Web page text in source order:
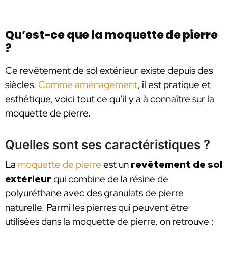
Qu’est-ce que la moquette de pierre
?
Ce revêtement de sol extérieur existe depuis des
siècles. Comme aménagement, il est pratique et
esthétique, voici tout ce qu’il y a à connaître sur la
moquette de pierre.
Quelles sont ses caractéristiques ?
La moquette de pierre est un revêtement de sol
extérieur qui combine de la résine de
polyuréthane avec des granulats de pierre
naturelle. Parmi les pierres qui peuvent être
utilisées dans la moquette de pierre, on retrouve :